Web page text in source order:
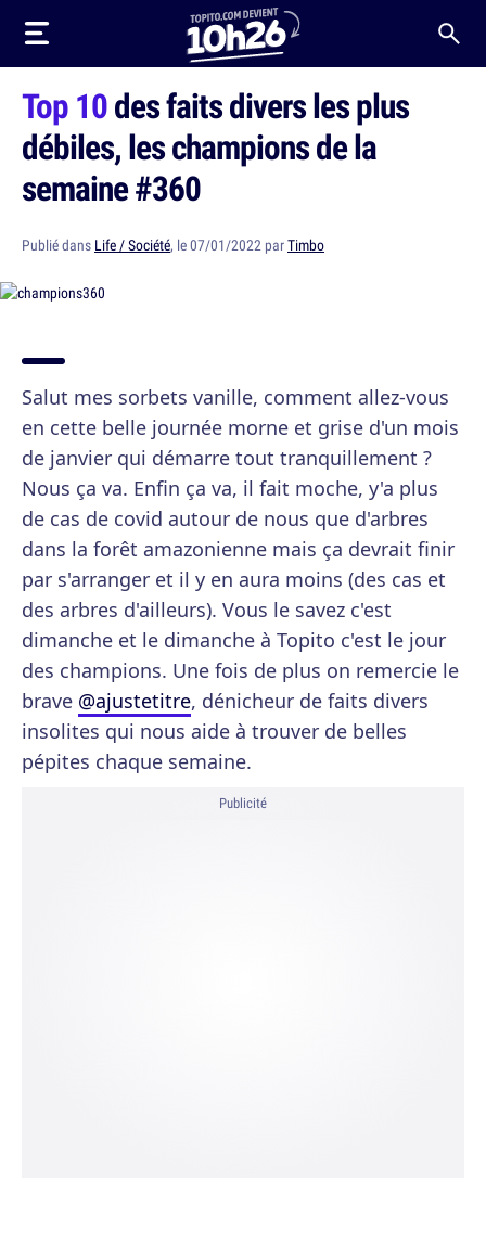
Top 10des faits divers les plus
débiles, les champions de la
semaine #360
Publié dans Life / Société, le 07/01/2022 parTimbo
Salut mes sorbets vanille, comment allez-vous
en cette belle journée morne et grise d'un mois
de janvier qui démarre tout tranquillement ?
Nous ça va. Enfin ça va, il fait moche, y'a plus
de cas de covid autour de nous que d'arbres
dans la forêt amazonienne mais ça devrait finir
par s'arranger et il y en aura moins (des cas et
des arbres d'ailleurs). Vous le savez c'est
dimanche et le dimanche à Topito c'est le jour
des champions. Une fois de plus on remercie le
brave @ajustetitre, dénicheur de faits divers
insolites qui nous aide à trouver de belles
pépites chaque semaine.
Publicité